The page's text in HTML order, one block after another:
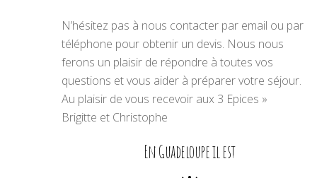
N’hésitez pas à nous contacter par email ou par
téléphone pour obtenir un devis. Nous nous
ferons un plaisir de répondre à toutes vos
questions et vous aider à préparer votre séjour.
Au plaisir de vous recevoir aux 3 Epices »
Brigitte et Christophe
En Guadeloupe il est